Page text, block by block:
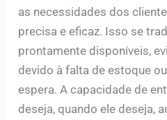
as necessidades dos
precisa e eficaz. Isso se
prontamente disponíveis,
devido à falta de estoque
espera. A capacidade de
deseja, quando ele deseja,